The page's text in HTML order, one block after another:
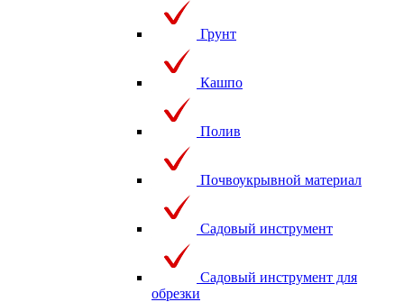
Грунт
Кашпо
Полив
Почвоукрывной материал
Садовый инструмент
Садовый инструмент для
обрезки